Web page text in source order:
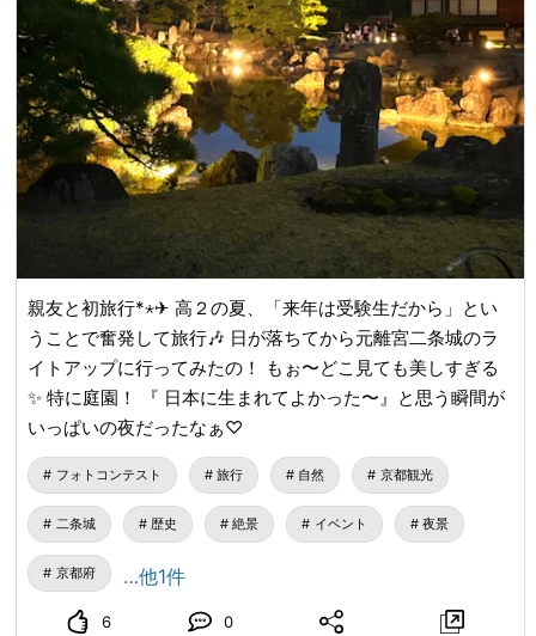
親友と初旅行*⋆✈︎ 高２の夏、「来年は受験生だから」とい
うことで奮発して旅行🎶 日が落ちてから元離宮二条城のラ
イトアップに行ってみたの！ もぉ〜どこ見ても美しすぎる
✨️ 特に庭園！ 『 日本に生まれてよかった〜』と思う瞬間が
いっぱいの夜だったなぁ♡
フォトコンテスト 旅行 自然 京都観光
二条城 歴史 絶景 イベント 夜景
京都府 …他1件
6 0